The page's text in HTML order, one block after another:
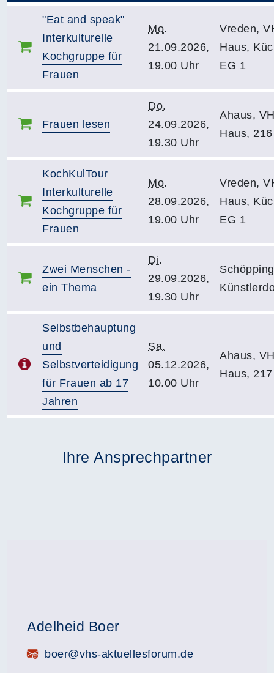
"Eat and speak"
Interkulturelle
Kochgruppe für
Frauen
Mo.
21.09.2026,
19.00 Uhr
Vreden,
Haus,
EG 1
Frauen lesen
Do.
24.09.2026,
19.30 Uhr
Ahaus,
Haus, 216
KochKulTour
Interkulturelle
Kochgruppe für
Frauen
Mo.
28.09.2026,
19.00 Uhr
Vreden,
Haus,
EG 1
Zwei Menschen -
ein Thema
Di.
29.09.2026,
19.30 Uhr
Selbstbehauptung
und
Selbstverteidigung
für Frauen ab 17
Jahren
Sa.
05.12.2026,
10.00 Uhr
Ahaus,
Haus, 217
Ihre Ansprechpartner
Adelheid Boer
E-Mail:boer@vhs-aktuellesforum.de